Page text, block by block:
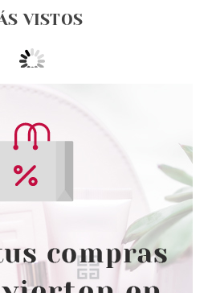
VISTOS
ESSENCE
UV GEL NAIL
PARA UÑAS DE GEL